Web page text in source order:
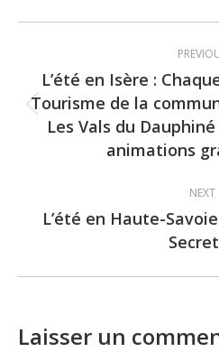
navigation
L’été en Isère :
Tourisme de la
Les Vals du
animations
NEXT
L’été en Haute-
Laisser un